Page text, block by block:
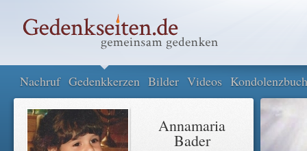
Nachruf Gedenkkerzen Bilder Videos Kondolenzbuch
Annamaria
Bader